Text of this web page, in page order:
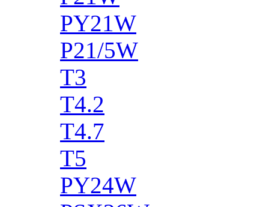
PY21W
P21/5W
T3
T4.2
T4.7
T5
PY24W